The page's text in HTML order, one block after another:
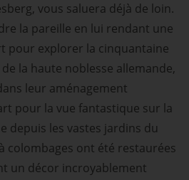
vous saluera déjà de loin.
la pareille en lui rendant une
pour explorer la cinquantaine
la haute noblesse allemande,
leur aménagement
pour la vue fantastique sur la
depuis les vastes jardins du
colombages ont été restaurées
un décor incroyablement